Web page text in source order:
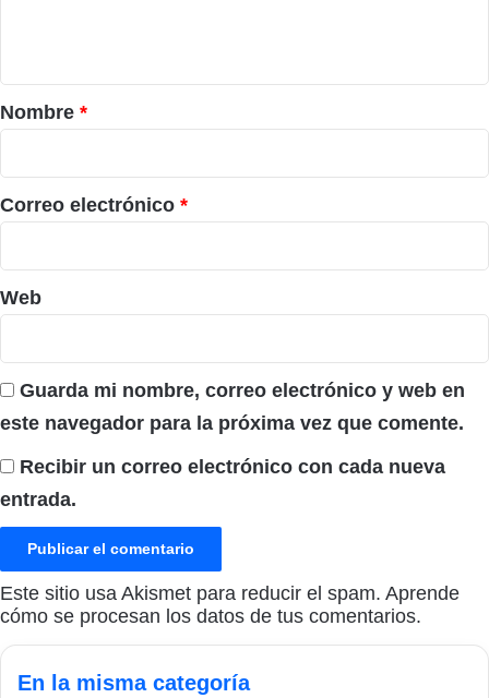
r
i
o
*
Nombre *
Correo electrónico *
Web
Guarda mi nombre, correo electrónico y web en
este navegador para la próxima vez que comente.
Recibir un correo electrónico con cada nueva
entrada.
Este sitio usa Akismet para reducir el spam. Aprende
cómo se procesan los datos de tus comentarios.
En la misma categoría